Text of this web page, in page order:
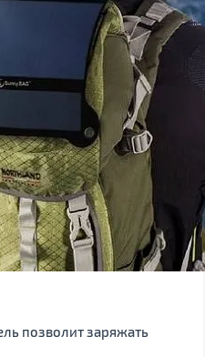
позволит заряжать